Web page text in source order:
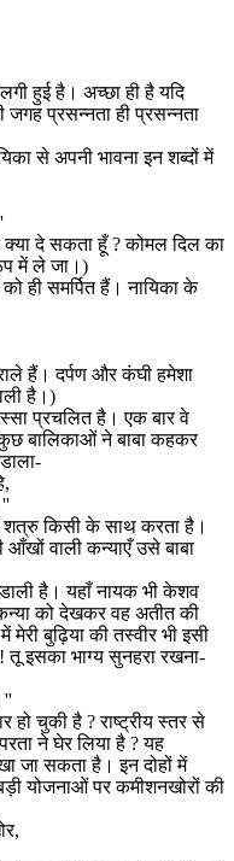
हुई है। अच्छा ही है यदि
जगह प्रसन्नता ही प्रसन्नता
से अपनी भावना इन शब्दों में
क्या दे सकता हूँ ? कोमल दिल का
में ले जा।)
को ही समर्पित हैं। नायिका के
हैं। दर्पण और कंघी हमेशा
है।)
प्रचलित है। एक बार वे
बालिकाओं ने बाबा कहकर
शत्रु किसी के साथ करता है।
वाली कन्याएँ उसे बाबा
है। यहाँ नायक भी केशव
को देखकर वह अतीत की
बुढ़िया की तस्वीर भी इसी
तू इसका भाग्य सुनहरा रखना-
हो चुकी है ? राष्ट्रीय स्तर से
ने घेर लिया है ? यह
जा सकता है। इन दोहों में
योजनाओं पर कमीशनखोरों की